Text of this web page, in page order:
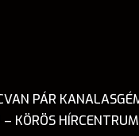
PÁR
KÖRÖS HÍRCENTRUM